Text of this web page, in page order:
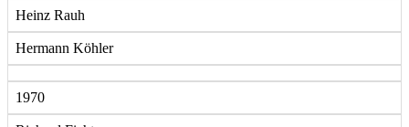
Heinz Rauh
Hermann Köhler
1970